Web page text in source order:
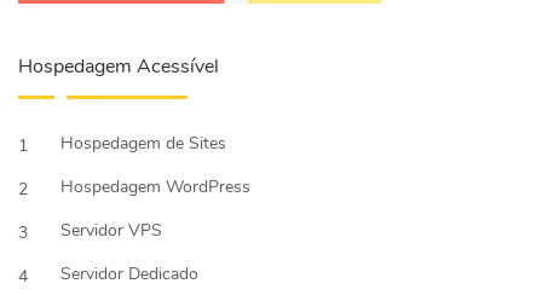
Hospedagem Acessível
1
Hospedagem de Sites
2
Hospedagem WordPress
3
Servidor VPS
4
Servidor Dedicado